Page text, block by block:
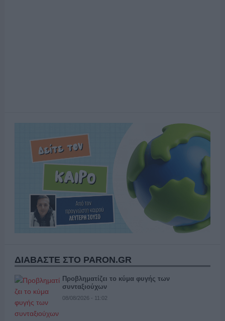
ΔΙΑΒΑΣΤΕ ΣΤΟ PARON.GR
Προβληματίζει το κύμα φυγής των
συνταξιούχων
08/08/2026 - 11:02